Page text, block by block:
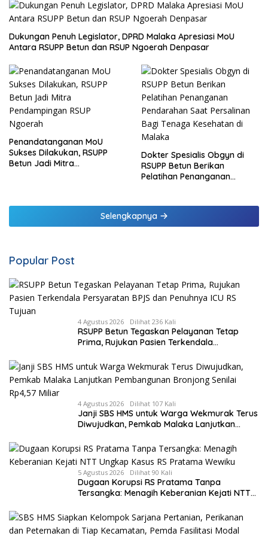
Dukungan Penuh Legislator, DPRD Malaka Apresiasi MoU
Antara RSUPP Betun dan RSUP Ngoerah Denpasar
Penandatanganan MoU
Sukses Dilakukan, RSUPP
Betun Jadi Mitra
Dokter Spesialis Obgyn di
RSUPP Betun Berikan
Pelatihan Penanganan
Malaka
Selengkapnya
Popular Post
4 Agustus 2026 Dilihat 236 Kali
RSUPP Betun Tegaskan Pelayanan Tetap
Prima, Rujukan Pasien Terkendala
Tujuan
4 Agustus 2026 Dilihat 107 Kali
Janji SBS HMS untuk Warga Wekmurak Terus
Diwujudkan, Pemkab Malaka Lanjutkan
5 Agustus 2026 Dilihat 90 Kali
Dugaan Korupsi RS Pratama Tanpa
Tersangka: Menagih Keberanian Kejati NTT